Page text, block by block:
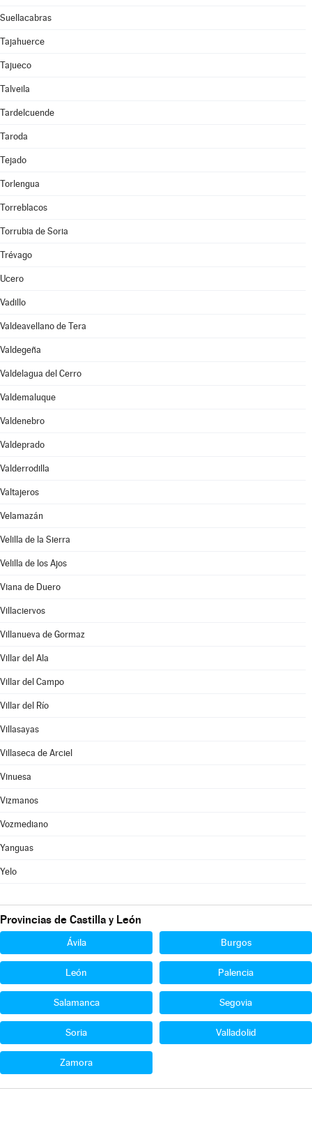
Suellacabras
Tajahuerce
Tajueco
Talveila
Tardelcuende
Taroda
Tejado
Torlengua
Torreblacos
Torrubia de Soria
Trévago
Ucero
Vadillo
Valdeavellano de Tera
Valdegeña
Valdelagua del Cerro
Valdemaluque
Valdenebro
Valdeprado
Valderrodilla
Valtajeros
Velamazán
Velilla de la Sierra
Velilla de los Ajos
Viana de Duero
Villaciervos
Villanueva de Gormaz
Villar del Ala
Villar del Campo
Villar del Río
Villasayas
Villaseca de Arciel
Vinuesa
Vizmanos
Vozmediano
Yanguas
Yelo
Provincias de Castilla y León
Ávila Burgos
León Palencia
Salamanca Segovia
Soria Valladolid
Zamora